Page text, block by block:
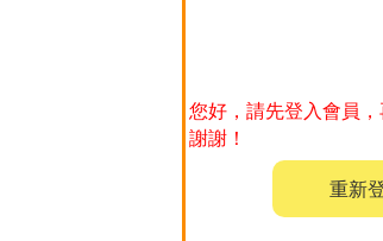
您好，請先登入會員，
謝謝！
重新